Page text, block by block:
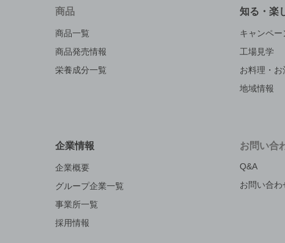
商品
商品一覧
商品発売情報
栄養成分一覧
知る・楽
キャンペー
工場見学
お料理・
地域情報
企業情報
企業概要
グループ企業一覧
事業所一覧
採用情報
お問い合
Q&A
お問い合わ